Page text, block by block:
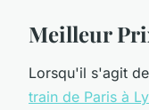
Meilleur
Lorsqu'il s'agit
train de Paris à